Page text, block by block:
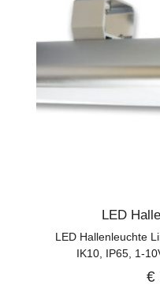
LED
LED Hallenleuchte
IK10, IP65, 1-
€